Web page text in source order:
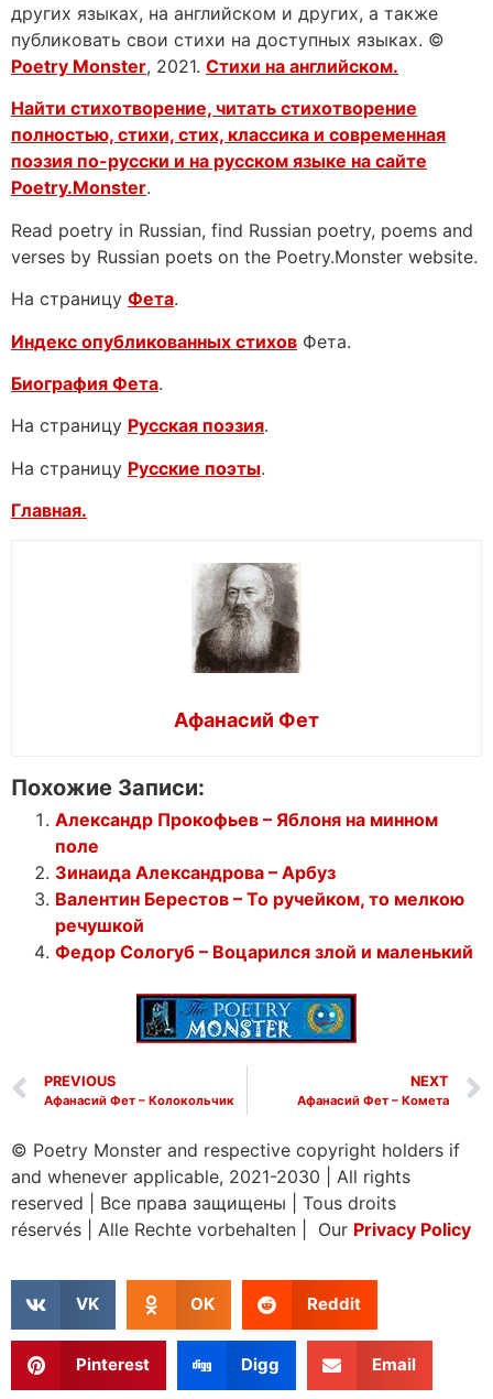
других языках, на английском и других, а также
публиковать свои стихи на доступных языках. ©
Poetry Monster, 2021. Стихи на английском.
Найти стихотворение, читать стихотворение
полностью, стихи, стих, классика и современная
поэзия по-русски и на русском языке на сайте
Poetry.Monster.
Read poetry in Russian, find Russian poetry, poems and
verses by Russian poets on the Poetry.Monster website.
На страницу Фета.
Индекс опубликованных стихов Фета.
Биография Фета.
На страницу Русская поэзия.
На страницу Русские поэты.
Главная.
Афанасий Фет
Похожие Записи:
Александр Прокофьев – Яблоня на минном
поле
Зинаида Александрова – Арбуз
Валентин Берестов – То ручейком, то мелкою
речушкой
Федор Сологуб – Воцарился злой и маленький
PREVIOUS
Афанасий Фет – Колокольчик
NEXT
Афанасий Фет – Комета
© Poetry Monster and respective copyright holders if
and whenever applicable, 2021-2030
All rights
reserved
Все права защищены
Tous droits
réservés
Alle Rechte vorbehalten | Our Privacy Policy
VK OK Reddit
Pinterest Digg Email